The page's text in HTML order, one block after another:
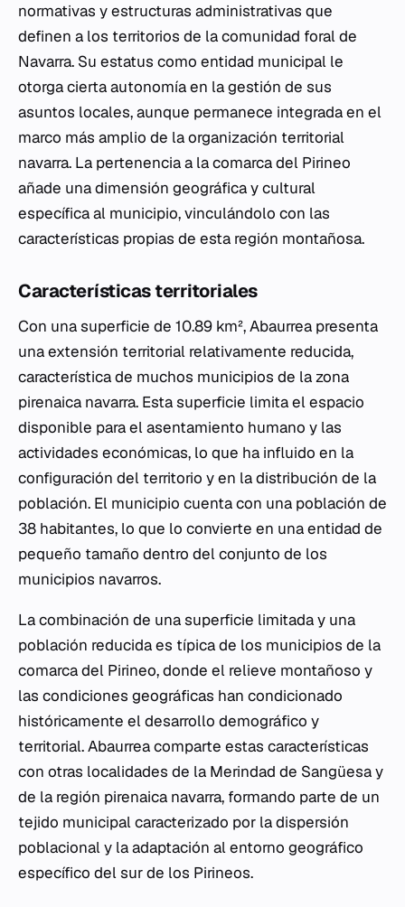
normativas y estructuras administrativas que
definen a los territorios de la comunidad foral de
Navarra. Su estatus como entidad municipal le
otorga cierta autonomía en la gestión de sus
asuntos locales, aunque permanece integrada en el
marco más amplio de la organización territorial
navarra. La pertenencia a la comarca del Pirineo
añade una dimensión geográfica y cultural
específica al municipio, vinculándolo con las
características propias de esta región montañosa.
Características territoriales
Con una superficie de 10.89 km², Abaurrea presenta
una extensión territorial relativamente reducida,
característica de muchos municipios de la zona
pirenaica navarra. Esta superficie limita el espacio
disponible para el asentamiento humano y las
actividades económicas, lo que ha influido en la
configuración del territorio y en la distribución de la
población. El municipio cuenta con una población de
38 habitantes, lo que lo convierte en una entidad de
pequeño tamaño dentro del conjunto de los
municipios navarros.
La combinación de una superficie limitada y una
población reducida es típica de los municipios de la
comarca del Pirineo, donde el relieve montañoso y
las condiciones geográficas han condicionado
históricamente el desarrollo demográfico y
territorial. Abaurrea comparte estas características
con otras localidades de la Merindad de Sangüesa y
de la región pirenaica navarra, formando parte de un
tejido municipal caracterizado por la dispersión
poblacional y la adaptación al entorno geográfico
específico del sur de los Pirineos.